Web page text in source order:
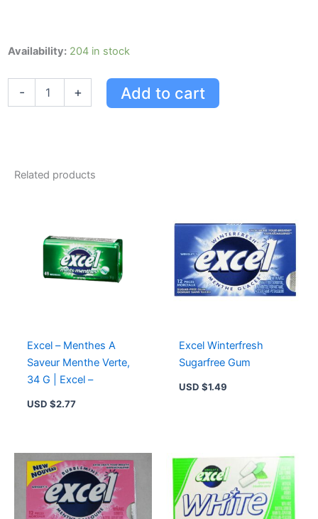
Availability: 204 in stock
-
Excel
Mcher
Sans
Chewing-
Forte,
+ Add to cart
Related products
Excel – Menthes A
Saveur Menthe Verte,
34 G | Excel –
USD $2.77
Excel Winterfresh
Sugarfree Gum
USD $1.49